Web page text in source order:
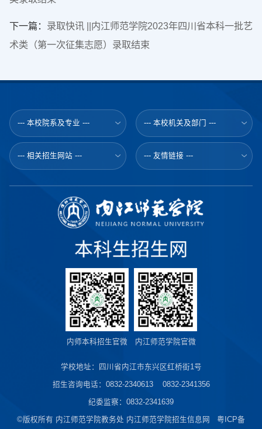
下一篇： 录取快讯 ||内江师范学院2023年四川省本科一批艺
术类（第一次征集志愿）录取结束
--- 本校院系及专业 --- --- 本校机关及部门 ---
--- 相关招生网站 --- --- 友情链接 ---
内师本科招生官微 内江师范学院官微
学校地址：四川省内江市东兴区红桥街1号
招生咨询电话：0832-2340613 0832-2341356
纪委监察：0832-2341639
©版权所有 内江师范学院教务处 内江师范学院招生信息网 粤ICP备